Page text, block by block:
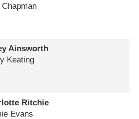
Ainsworth
Keating
Ritchie
Evans